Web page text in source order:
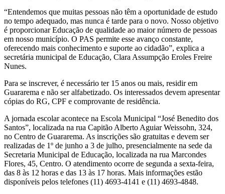
“Entendemos que muitas pessoas não têm a oportunidade de estudo
no tempo adequado, mas nunca é tarde para o novo. Nosso objetivo
é proporcionar Educação de qualidade ao maior número de pessoas
em nosso município. O PAS permite esse avanço constante,
oferecendo mais conhecimento e suporte ao cidadão”, explica a
secretária municipal de Educação, Clara Assumpção Eroles Freire
Nunes.
Para se inscrever, é necessário ter 15 anos ou mais, residir em
Guararema e não ser alfabetizado. Os interessados devem apresentar
cópias do RG, CPF e comprovante de residência.
A jornada escolar acontece na Escola Municipal “José Benedito dos
Santos”, localizada na rua Capitão Alberto Aguiar Weissohn, 324,
no Centro de Guararema. As inscrições são gratuitas e devem ser
realizadas de 1º de junho a 3 de julho, presencialmente na sede da
Secretaria Municipal de Educação, localizada na rua Marcondes
Flores, 45, Centro. O atendimento ocorre de segunda a sexta-feira,
das 8 às 12 horas e das 13 às 17 horas. Mais informações estão
disponíveis pelos telefones (11) 4693-4141 e (11) 4693-4848.